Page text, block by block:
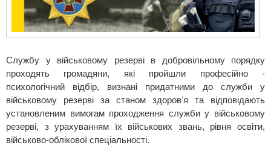
Службу у військовому резерві в добровільному порядку
проходять громадяни, які пройшли професійно -
психологічний відбір, визнані придатними до служби у
військовому резерві за станом здоровʼя та відповідають
установленим вимогам проходження служби у військовому
резерві, з урахуванням їх військових звань, рівня освіти,
військово-облікової спеціальності.